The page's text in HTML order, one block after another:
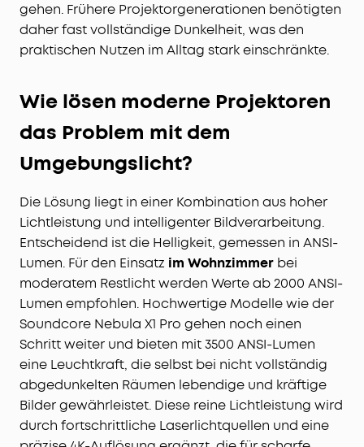
gehen. Frühere Projektorgenerationen benötigten
daher fast vollständige Dunkelheit, was den
praktischen Nutzen im Alltag stark einschränkte.
Wie lösen moderne Projektoren
das Problem mit dem
Umgebungslicht?
Die Lösung liegt in einer Kombination aus hoher
Lichtleistung und intelligenter Bildverarbeitung.
Entscheidend ist die Helligkeit, gemessen in ANSI-
Lumen. Für den Einsatz im Wohnzimmer bei
moderatem Restlicht werden Werte ab 2000 ANSI-
Lumen empfohlen. Hochwertige Modelle wie der
Soundcore Nebula X1 Pro gehen noch einen
Schritt weiter und bieten mit 3500 ANSI-Lumen
eine Leuchtkraft, die selbst bei nicht vollständig
abgedunkelten Räumen lebendige und kräftige
Bilder gewährleistet. Diese reine Lichtleistung wird
durch fortschrittliche Laserlichtquellen und eine